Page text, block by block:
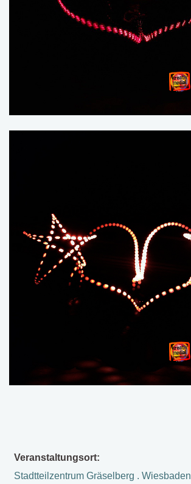
Veranstaltungsort:
Stadtteilzentrum Gräselberg . Wiesbaden